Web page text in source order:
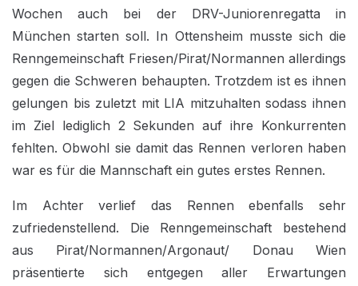
Wochen auch bei der DRV-Juniorenregatta in
München starten soll. In Ottensheim musste sich die
Renngemeinschaft Friesen/Pirat/Normannen allerdings
gegen die Schweren behaupten. Trotzdem ist es ihnen
gelungen bis zuletzt mit LIA mitzuhalten sodass ihnen
im Ziel lediglich 2 Sekunden auf ihre Konkurrenten
fehlten. Obwohl sie damit das Rennen verloren haben
war es für die Mannschaft ein gutes erstes Rennen.
Im Achter verlief das Rennen ebenfalls sehr
zufriedenstellend. Die Renngemeinschaft bestehend
aus Pirat/Normannen/Argonaut/ Donau Wien
präsentierte sich entgegen aller Erwartungen